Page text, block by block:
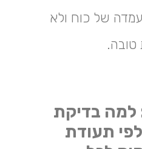
של כוח ולא
למה בדיקת
תעודת